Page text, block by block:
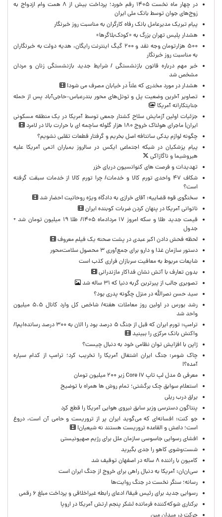
در چهار ماه نخست ۱۴۰۵ رقم خورد؛ پرداخت بیش از ۸ همت وام ازدواج به
زوج‌های جوان توسط بانک ملی ایران
پیام تبریک مدیرعامل بانک رفاه کارگران به مناسبت روز خبرنگار
هشدار پلیس تهران بزرگ به «کودک‌بلاگرها»
۵۰۰ هزارتومان وجه نقد و ۲۰۰ گیگ اینترنت رایگان، هدیه دولت به خبرنگاران
به مناسبت روز خبرنگار
خبر مهم درباره قانون بازنشستگی / شرایط جدید بازنشستگی زنان و مردان
مشخص شد
هشدار در مورد مخدری که علناً در خیابان مصرف می شود!
تصاویر آخرین وضعیت پل و تونل‌های محور بندرعباس–حاجی‌آباد پس از حمله
جنایتکارانه آمریکا
جزئیات اولین آزمایش سلاح کشتار جمعی توسط آمریکا در یک منطقه مسکونی
ایران| ماجرای هولناک خروج ۱۸۰ هزار گلوله ساچمه ای با حرارت بالا در لامرد
چگونه لوازم یدکی سانتافه اصل بخریم و گرفتار قطعات تقلبی نشویم؟
پیام پزشکیان در شبکه اجتماعی ایکس در سالروز بمباران اتمی آمریکا علیه
هیروشیما و ناگازاکی
تهدیدات و فرصت های کنوانسیون دریای خزر
شکاف ۴۷ واحدی تورم کالا و خدمات/ چرا تورم کالا از خدمات سبقت گرفته
است؟
سخنگوی قوه قضاییه: آقای خرازی به دادگاه ویژه روحانیت احضار شد
ناتوانی آمریکا در پنهان کردن ضربات کوبنده ایران
قیمت جدید طلا و سکه امروز ۱۷ مردادماه ۱۴۰۵/ طلا ۱۹ میلیون تومان شد +
جدول
لحظه‌ فحش دادن اکبر عبدی در پشت صحنه یک فیلم معروف
دستور سازمان غذا و دارو برای جمع‌آوری ۳ محصول سلامت‌محور
شایعات مربوط به معافیت سربازان فراری کذب است
بدون تعارف با آتش نشان فداکار مازندرانی
تصویری جالب از پیرترین گربه دنیا که ۳۱ ساله شد
سید حسن نصرالله در منزل چگونه پدری بود؟
رشد بورس در اولین روز معاملات هفته/ شاخص کل وارد کانال ۵.۵ میلیون
واحد شد
ترامپ: تورم ایران که قبل از جنگ ۵ درصد بود را الان به ۳۰۰ درصد رسانده‌ایم!/
واکنش بانک مرکزی را ببینید
ژاپن با افزایش توان نظامی خود به دنبال چیست؟
چاک شومر: جنگ ایران اشتغال آمریکا را تخریب کرد؛ ترامپ از کدام سیاره
آمده؟!
معرفی ۵ مدل لپ تاپ Core i۷ زیر ۲۰۰ میلیون تومان
استعلام سوابق چک برگشتی؛ تمام روش ها همراه با توضیح
یراق درب ریلی
پنتاگون دسترسی وزیر سابق نیروی هوایی آمریکا را قطع کرد
جو کنت: افسانه‌ای که می‌گوید ایران پر از تروریست و حامی آن است، دروغ
است؛ داعش و القاعده تروریست هستند نه شیعیان!
افشای رسوایی جاسوسی سازمان ملل برای رژیم صهیونیستی
شست‌وشوی کاهو را جدی بگیرید
کامیون با راننده ۸ ساله در اصفهان توقیف شد
سی‌ان‌ان: آمریکا به دنبال راهی برای خروج از جنگ ایران است
رسانه؛ سنگر نخست در جنگ روایت‌ها
رسوایی جدید برای رئیس فیفا/ ادعای رابطه غیراخلاقی و پرداخت مبلغ ۶ رقمی
برکناری شوکه‌کننده فرمانده لشکر پنجم ارتش آمریکا در اروپا